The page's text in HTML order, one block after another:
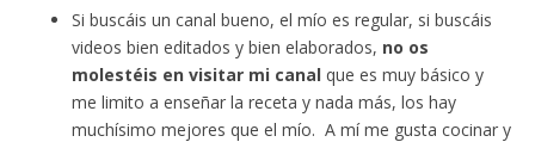
Si buscáis un canal bueno, el mío es regular, si buscáis
videos bien editados y bien elaborados, no os
molestéis en visitar mi canal que es muy básico y
me limito a enseñar la receta y nada más, los hay
muchísimo mejores que el mío. A mí me gusta cocinar y